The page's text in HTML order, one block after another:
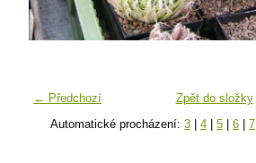
← Předchozí
Zpět do složky
Automatické procházení: 3 | 4 | 5 | 6 | 7